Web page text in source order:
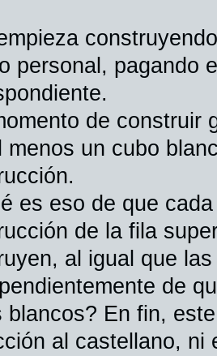
personal, pagando
de construir
menos un cubo
es eso de que
de la fila
al igual que
de
blancos? En fin,
al castellano, ni